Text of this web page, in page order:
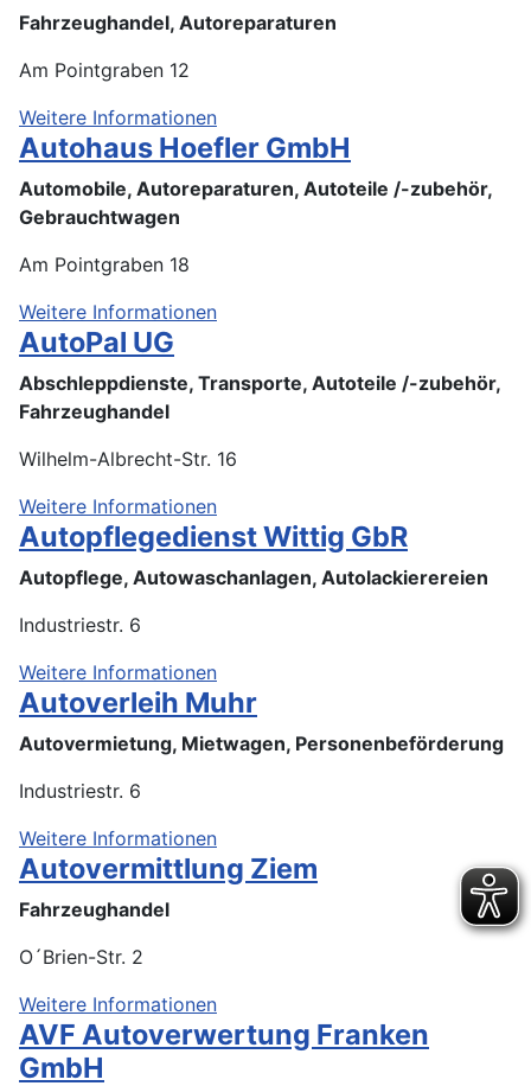
Fahrzeughandel, Autoreparaturen
Am Pointgraben 12
Weitere Informationen
Autohaus Hoefler GmbH
Automobile, Autoreparaturen, Autoteile /-zubehör,
Gebrauchtwagen
Am Pointgraben 18
Weitere Informationen
AutoPal UG
Abschleppdienste, Transporte, Autoteile /-zubehör,
Fahrzeughandel
Wilhelm-Albrecht-Str. 16
Weitere Informationen
Autopflegedienst Wittig GbR
Autopflege, Autowaschanlagen, Autolackierereien
Industriestr. 6
Weitere Informationen
Autoverleih Muhr
Autovermietung, Mietwagen, Personenbeförderung
Industriestr. 6
Weitere Informationen
Autovermittlung Ziem
Fahrzeughandel
O´Brien-Str. 2
Weitere Informationen
AVF Autoverwertung Franken
GmbH